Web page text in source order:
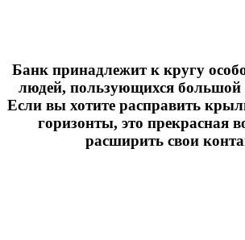
Банк принадлежит к кругу
людей, пользующихся большой
Если вы хотите расправить
горизонты, это прекрасная
расширить свои